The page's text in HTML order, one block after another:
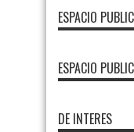
ESPACIO
ESPACIO
DE INTERES